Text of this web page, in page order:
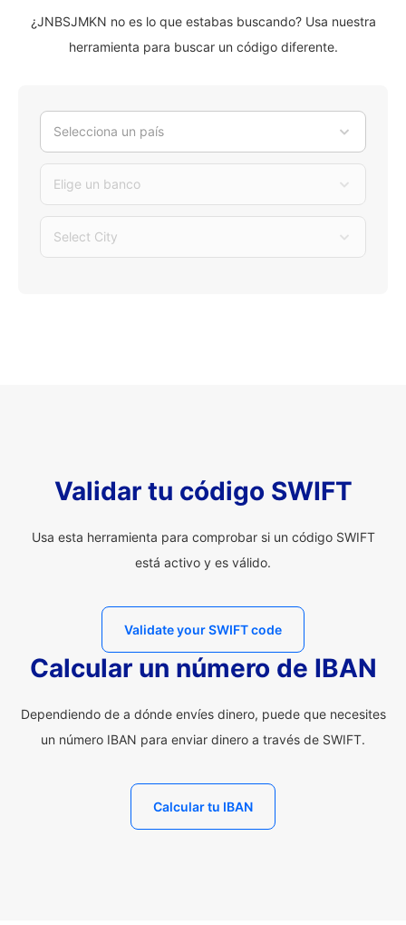
¿JNBSJMKN no es lo que estabas buscando? Usa nuestra
herramienta para buscar un código diferente.
Selecciona un país
Elige un banco
Select City
Validar tu código SWIFT
Usa esta herramienta para comprobar si un código SWIFT
está activo y es válido.
Validate your SWIFT code
Calcular un número de IBAN
Dependiendo de a dónde envíes dinero, puede que necesites
un número IBAN para enviar dinero a través de SWIFT.
Calcular tu IBAN